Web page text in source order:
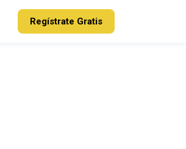
Regístrate Gratis